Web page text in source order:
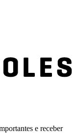
e receber